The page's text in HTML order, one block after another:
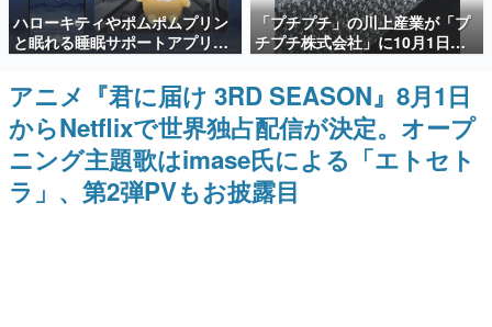
新世代に訊く
これからのデジタルゲーム市場を担う若きクリエイター達
の姿を追い、彼らのルーツと情熱を探っていきます。
ゲーム世代の作家たち
ゲームに多大な影響を受けた作家さんに取材し、ゲームが
日本のコンテンツ産業やカルチャーに与えた影響を探る企
画です。
日本モバイルゲーム産業史
日本のモバイルゲーム史における主要なトピック・タイト
ハローキティやポムポムプリン
と眠れる睡眠サポートアプリ
『ゆめたび』が配信中。キャラ
ごとのASMRや目覚ましアラー
ムも搭載
「プチプチ」の川上産業が「プ
チプチ株式会社」に10月1日よ
り社名変更へ。創業58年で初め
ての変更で、“プチッ”と鳴るお
なじみの緩衝材が会社の名前に
アニメ『君に届け 3RD SEASON』8月1日
からNetflixで世界独占配信が決定。オープ
ニング主題歌はimase氏による「エトセト
ラ」、第2弾PVもお披露目